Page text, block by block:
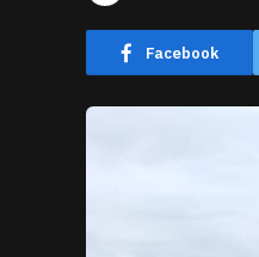
Facebook